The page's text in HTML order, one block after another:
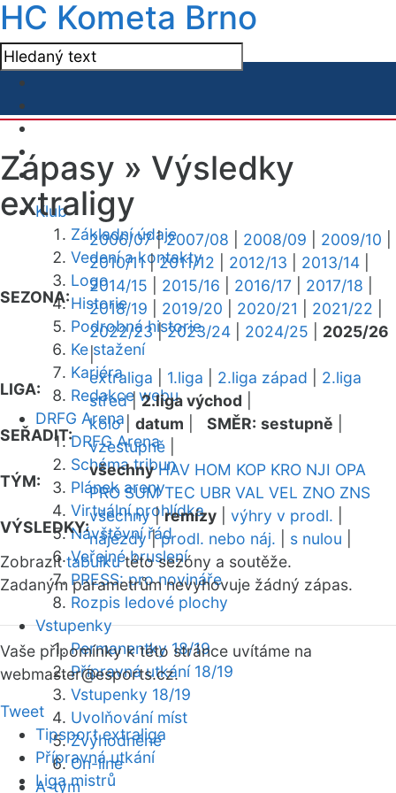
HC Kometa Brno
Klub
Základní údaje
Vedení a kontakty
Logo
Historie
Podrobná historie
Ke stažení
Kariéra
Redakce webu
DRFG Arena
DRFG Arena
Schéma tribun
Plánek areny
Virtuální prohlídka
Návštěvní řád
Veřejné bruslení
PRESS: pro novináře
Rozpis ledové plochy
Vstupenky
Permanentky 18/19
Přípravná utkání 18/19
Vstupenky 18/19
Uvolňování míst
Zvýhodněné
On-line
A-tým
Zápasy » Výsledky
extraligy
SEZONA:
2006/07|2007/08 2008/09 2009/10
2010/11|2011/12 2012/13 2013/14
2014/15
2015/16 2016/17 2017/18
2018/19
2019/20 2020/21 2021/22
2022/23|2023/24 2024/25
2025/26
|
LIGA:
extraliga 1.liga 2.liga západ
2.liga
střed|2.liga východ
SEŘADIT:
kolo| datum SMĚR: sestupně
vzestupně
TÝM:
všechny HAV HOM KOP KRO NJI OPA
PRO SUM TEC UBR VAL VEL ZNO ZNS
VÝSLEDKY:
všechny|remízy výhry v prodl.
nájezdy|prodl. nebo náj. s nulou
Zobrazittabulkutéto sezóny a soutěže.
Zadaným parametrům nevyhovuje žádný zápas.
Vaše připomínky k této stránce uvítáme na
webmaster@esports.cz.
Tweet
Tipsport extraliga
Přípravná utkání
Liga mistrů